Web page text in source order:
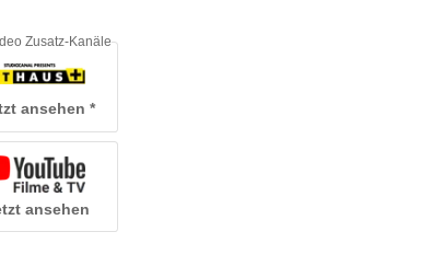
ansehen
Zusatz-Kanäle
ansehen